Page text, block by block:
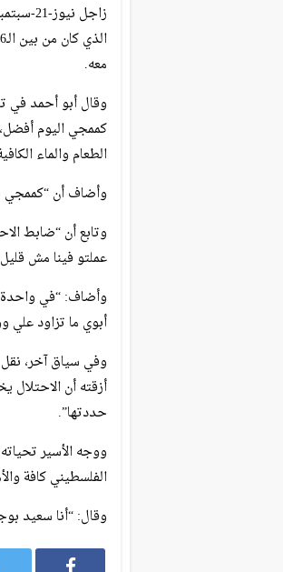
معه.
وقال أبو أحمد في
كممجي اليوم
الطعام والماء
وأضاف أن “كممجي
وتابع أن “ضابط
عملتو فينا مش
وأضاف: “في واحدة
أبوي ما تزاود علي
وفي سياق آخر،
أزقته أن
حددتها”.
ووجه الأسير
الفلسطيني كافة
وقال: “أنا سعيد